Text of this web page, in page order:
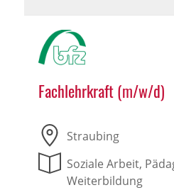
Fachlehrkraft (m/w/d)
Straubing
Soziale Arbeit,
Weiterbildung